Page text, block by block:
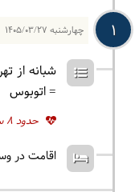
1 چهارشنبه 1405/03/27
شبانه از
= اتوبوس
حدود 8 ساعت در وسیله نقلیه
اقامت در